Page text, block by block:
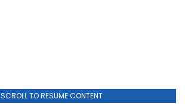
SCROLL TO RESUME CONTENT